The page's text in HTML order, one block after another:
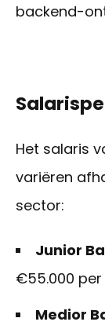
backend-
Het salaris
variëren
sector:
Junior
€55.000
Medior